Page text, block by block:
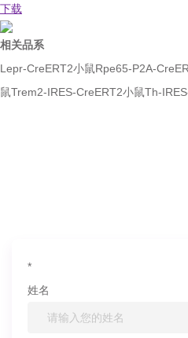
下载
相关品系
Lepr-CreERT2小鼠Rpe65-P2A-
鼠Trem2-IRES-CreERT2小鼠Th-
*
姓名